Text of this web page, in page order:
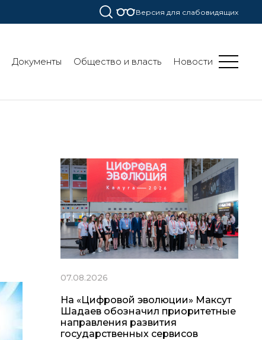
Версия для слабовидящих
Документы Общество и власть Новости
07.08.2026
На «Цифровой эволюции» Максут
Шадаев обозначил приоритетные
направления развития
государственных сервисов